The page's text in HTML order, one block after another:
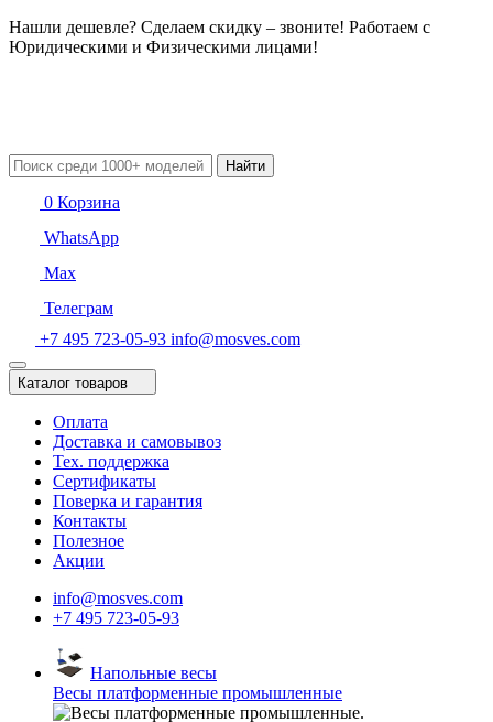
Нашли дешевле? Сделаем скидку – звоните! Работаем с
Юридическими и Физическими лицами!
Найти
0 Корзина
WhatsApp
Max
Телеграм
+7 495 723-05-93 info@mosves.com
Каталог товаров
Оплата
Доставка и самовывоз
Тех. поддержка
Сертификаты
Поверка и гарантия
Контакты
Полезное
Акции
info@mosves.com
+7 495 723-05-93
Напольные весы
Весы платформенные промышленные